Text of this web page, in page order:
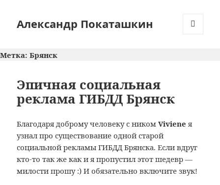
Александр Покаташкин
Метка: Брянск
Эпичная социальная
реклама ГИБДД Брянск
Благодаря доброму человеку с никомViviene я
узнал про существование одной старой
социальной рекламы ГИБДД Брянска. Если вдруг
кто-то так же как и я пропустил этот шедевр —
милости прошу :) И обязательно включите звук!